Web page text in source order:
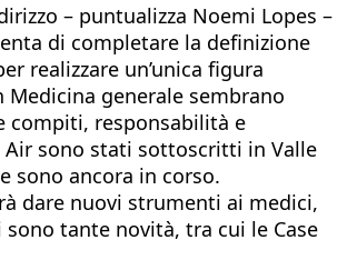
– puntualizza Noemi Lopes –
di completare la definizione
realizzare un’unica figura
generale sembrano
compiti, responsabilità e
Air sono stati sottoscritti in Valle
sono ancora in corso.
dare nuovi strumenti ai medici,
tante novità, tra cui le Case